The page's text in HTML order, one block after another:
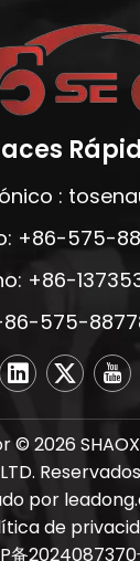
:
+86-575-
+86-
575-
©2026
LTD.
por
de
备2024087370